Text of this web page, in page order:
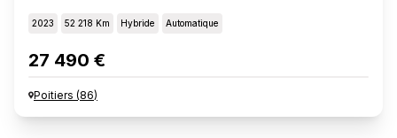
2023 52 218 Km Hybride Automatique
27 490 €
Poitiers (86)